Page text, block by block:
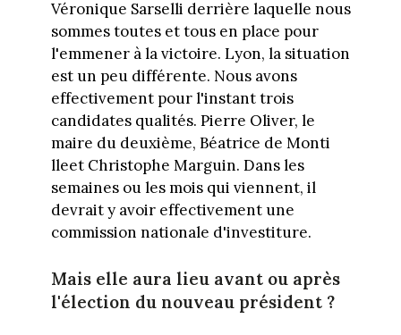
Véronique Sarselli derrière laquelle nous
sommes toutes et tous en place pour
l'emmener à la victoire. Lyon, la situation
est un peu différente. Nous avons
effectivement pour l'instant trois
candidates qualités. Pierre Oliver, le
maire du deuxième, Béatrice de Monti
lleet Christophe Marguin. Dans les
semaines ou les mois qui viennent, il
devrait y avoir effectivement une
commission nationale d'investiture.
Mais elle aura lieu avant ou après
l'élection du nouveau président ?